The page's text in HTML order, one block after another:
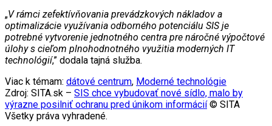
„V rámci zefektívňovania prevádzkových nákladov a
optimalizácie využívania odborného potenciálu SIS je
potrebné vytvorenie jednotného centra pre náročné výpočtové
úlohy s cieľom plnohodnotného využitia moderných IT
technológií,” dodala tajná služba.
Viac k témam: dátové centrum, Moderné technológie
Zdroj: SITA.sk – SIS chce vybudovať nové sídlo, malo by
výrazne posilniť ochranu pred únikom informácií© SITA
Všetky práva vyhradené.